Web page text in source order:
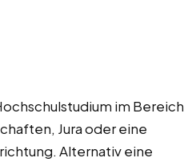
im Bereich
Jura oder eine
Alternativ eine